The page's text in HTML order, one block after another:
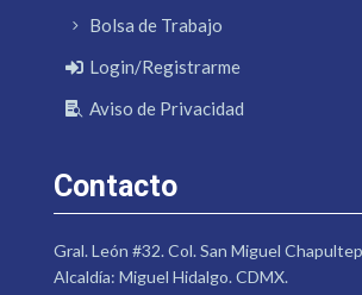
Bolsa de Trabajo
Login/Registrarme
Aviso de Privacidad
Contacto
Gral. León #32. Col. San Miguel
Alcaldía: Miguel Hidalgo. CDMX.